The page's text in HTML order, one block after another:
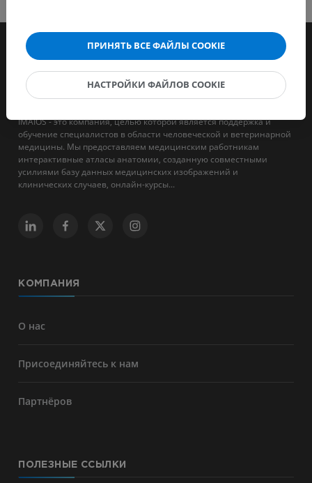
IMAIOS - это компания, целью которой является поддержка и
обучение специалистов в области человеческой и ветеринарной
медицины. Мы предоставляем медицинским работникам
интерактивные атласы анатомии, созданную совместными
усилиями базу данных медицинских изображений и
клинических случаев, онлайн-курсы...
КОМПАНИЯ
О нас
Присоединяйтесь к нам
Партнёров
ПОЛЕЗНЫЕ ССЫЛКИ
ПРИНЯТЬ ВСЕ ФАЙЛЫ COOKIE
НАСТРОЙКИ ФАЙЛОВ COOKIE